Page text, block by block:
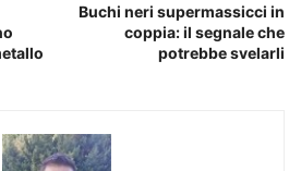
Buchi neri supermassicci in
coppia: il segnale che
potrebbe svelarli